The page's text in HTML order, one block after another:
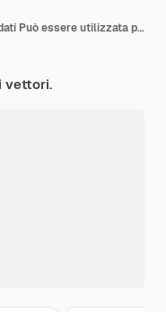
Immagine vettoriale dell'icona dei dati Può essere utilizzata per la gestione delle crisi
vettori.